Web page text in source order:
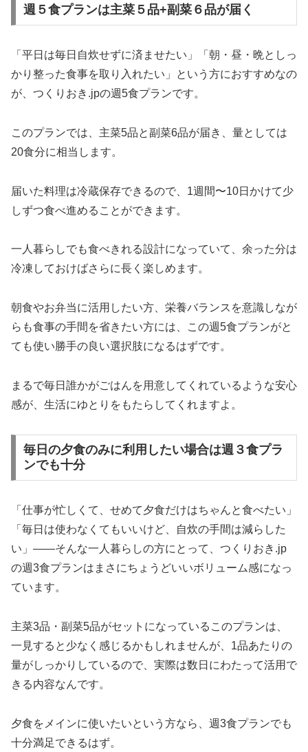
週５食プランは主菜５品+副菜６品が届く
「平日は毎日自炊せずに済ませたい」「朝・昼・晩としっ
かり整った食事を取り入れたい」という方におすすめなの
が、つくりおき.jpの週5食プランです。
このプランでは、主菜5品と副菜6品が届き、量としては
20食分に相当します。
届いた料理は冷蔵保存できるので、1週間〜10日かけて少
しずつ食べ進めることができます。
一人暮らしでも食べきれる設計になっていて、余った分は
冷凍しておけばさらに長く楽しめます。
朝食やお弁当に活用したい方、栄養バランスを意識しなが
らも食事の手間を省きたい方には、この週5食プランがと
ても使い勝手の良い選択肢になるはずです。
まるで毎日誰かがごはんを用意してくれているような安心
感が、生活にゆとりをもたらしてくれますよ。
毎日の夕食のみに利用したい場合は週３食プラ
ンでも十分
「仕事が忙しくて、せめて夕食だけはちゃんと食べたい」
「毎日は使わなくてもいいけど、自炊の手間は減らした
い」――そんな一人暮らしの方にとって、つくりおき.jp
の週3食プランはまさにちょうどいいボリューム感になっ
ています。
主菜3品・副菜5品がセットになっているこのプランは、
一見すると少なく感じるかもしれませんが、1品あたりの
量がしっかりしているので、実際は数日にわたって活用で
きる内容なんです。
夕食をメインに使いたいという方なら、週3食プランでも
十分満足できるはず。